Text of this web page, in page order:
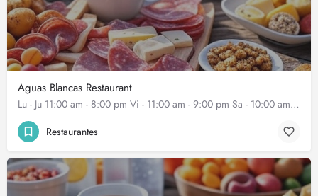
Aguas Blancas Restaurant
Lu - Ju 11:00 am - 8:00 pm Vi - 11:00 am - 9:00 pm Sa - 10:00 am - ... más
Restaurantes